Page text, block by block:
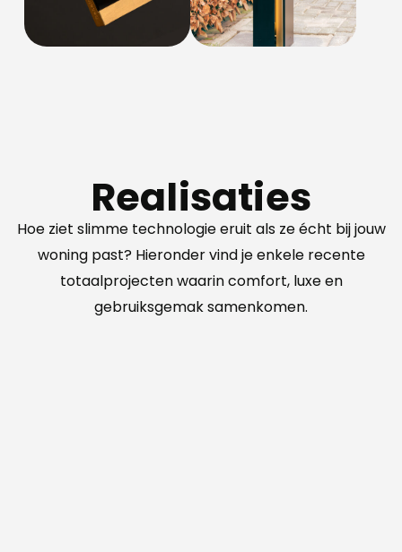
Realisaties
Hoe ziet slimme technologie eruit als ze écht bij jouw
woning past? Hieronder vind je enkele recente
totaalprojecten waarin comfort, luxe en
gebruiksgemak samenkomen.